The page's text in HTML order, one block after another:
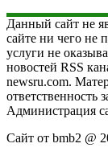
Данный сайт не
сайте ни чего не
услуги не
новостей RSS
newsru.com.
ответственность
Администрация
Сайт от bmb2 @